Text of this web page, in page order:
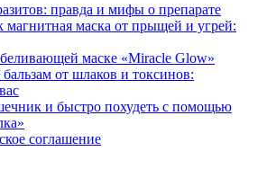
правда и мифы о препарате
магнитная маска от прыщей и угрей:
маске «Miracle Glow»
от шлаков и токсинов:
и быстро похудеть с помощью
соглашение